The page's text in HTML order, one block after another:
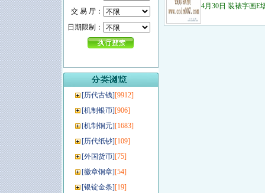
交 易 厅：
日期限制：
[历代古钱][9912]
[机制银币][906]
[机制铜元][1683]
[历代纸钞][109]
[外国货币][75]
[徽章铜章][54]
[银锭金条][19]
4月30日 装裱字画E